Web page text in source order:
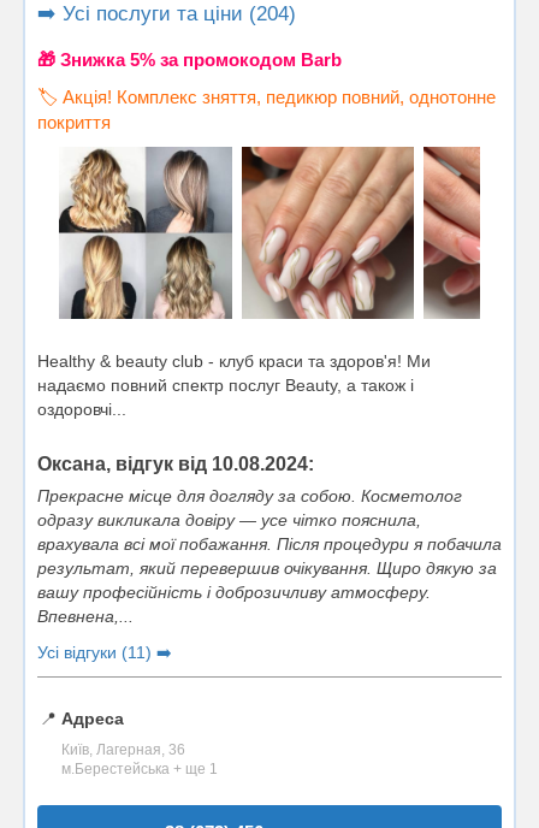
➡️ Усі послуги та ціни (204)
🎁 Знижка 5% за промокодом Barb
🏷️ Акція! Комплекс зняття, педикюр повний, однотонне
покриття
Healthy & beauty club - клуб краси та здоров'я! Ми
надаємо повний спектр послуг Beauty, а також і
оздоровчі...
Оксана, відгук від 10.08.2024:
Прекрасне місце для догляду за собою. Косметолог
одразу викликала довіру — усе чітко пояснила,
врахувала всі мої побажання. Після процедури я побачила
результат, який перевершив очікування. Щиро дякую за
вашу професійність і доброзичливу атмосферу.
Впевнена,...
Усі відгуки (11) ➡️
📍 Адреса
Київ, Лагерная, 36
м.Берестейська + ще 1